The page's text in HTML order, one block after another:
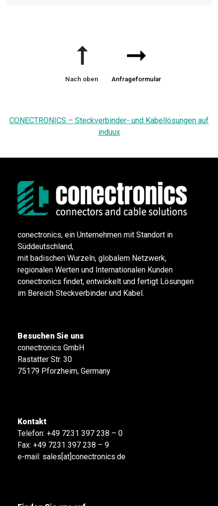
➞
Nach oben
➞
Anfrageformular
CONECTRONICS – Steckverbinder- und Kabellösungen auf
induux
conectronics, ein Unternehmen mit Standort in
Süddeutschland,
mit badischen Wurzeln, globalem Netzwerk,
regionalen Werten und Internationalen Kunden
conectronics findet, entwickelt und fertigt Lösungen
im Bereich Steckverbinder und Kabel.
Besuchen Sie uns
conectronics GmbH
Rastatter Str. 30
75179 Pforzheim, Germany
Kontakt
Telefon: +49 7231 397 238 – 0
Fax: +49 7231 397 238 – 9
e-mail: sales[at]conectronics.de